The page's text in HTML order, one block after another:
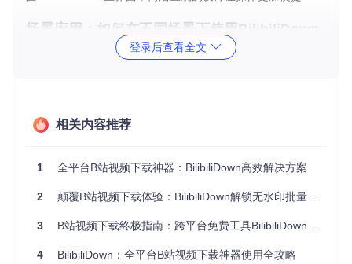
场景应用：如何在不同场景下使用BilibiliDown
学生党如何构建个人学习资料库
批量下载课程视频，实现离线学习
内容创作者如何高效管理素材
作为内容创作者，你可以利用BilibiliDown：
备份自己的原创作品，防止意外丢失
建立作品展示集，方便向他人展示
登录后查看全文
相关内容推荐
1 全平台B站视频下载神器：BilibiliDown高效解决方案
2 颠覆B站视频下载体验：BilibiliDown解锁无水印批量下载全攻略
3 B站视频下载终极指南：跨平台免费工具BilibiliDown完整使用教程
4 BilibiliDown：全平台B站视频下载神器使用全攻略